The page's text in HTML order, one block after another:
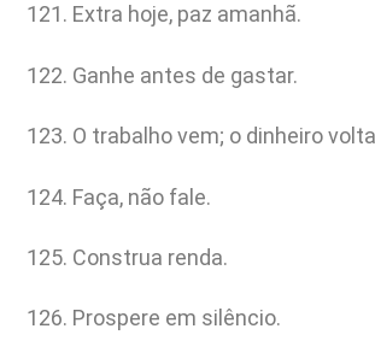
Extra hoje, paz amanhã.
Ganhe antes de gastar.
O trabalho vem; o dinheiro
Faça, não fale.
Construa renda.
Prospere em silêncio.